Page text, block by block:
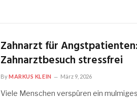
Zahnarzt für
Zahnarztbesuch stressfrei
ByMARKUS KLEIN März 9, 2026
Viele Menschen verspüren ein